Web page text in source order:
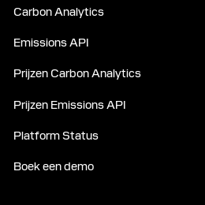
Carbon Analytics
Emissions API
Prijzen Carbon Analytics
Prijzen Emissions API
Platform Status
Boek een demo